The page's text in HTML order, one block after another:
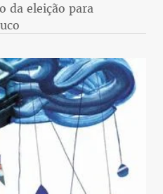
da eleição para